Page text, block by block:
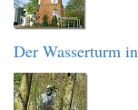
Der Wasserturm